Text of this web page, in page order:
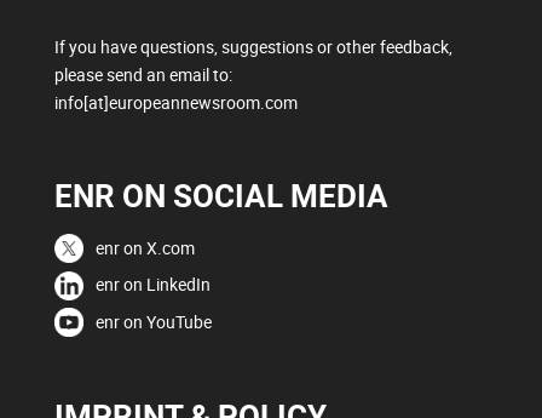
If you have questions, suggestions or other feedback,
please send an email to:
info[at]europeannewsroom.com
ENR ON SOCIAL MEDIA
enr on X.com
enr on LinkedIn
enr on YouTube